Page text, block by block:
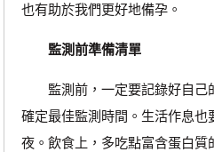
也有助於我們更好地備孕。
監測前準備清單
監測前，一定要記錄好自己
確定最佳監測時間。生活作息也
夜。飲食上，多吃點富含蛋白質